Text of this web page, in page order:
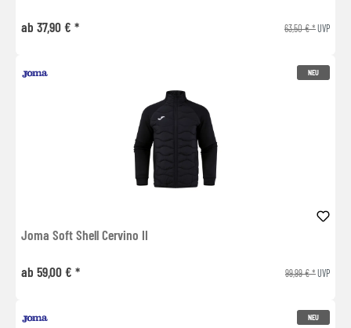
ab 37,90 € * 63,50 € *UVP
NEU
Joma Soft Shell Cervino II
ab 59,00 € * 99,99 € *UVP
NEU